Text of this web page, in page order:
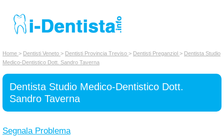
INSERISCI DENTISTA
Chi siamo
Home > Dentisti Veneto > Dentisti Provincia Treviso > Dentisti Preganziol > Dentista Studio
Medico-Dentistico Dott. Sandro Taverna
Dentista Studio Medico-Dentistico Dott.
Sandro Taverna
Segnala Problema